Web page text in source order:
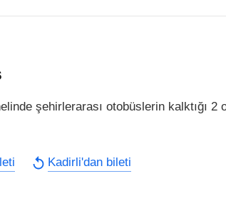
şehirlerarası otobüslerin kalktığı 2
Kadirli'dan bileti